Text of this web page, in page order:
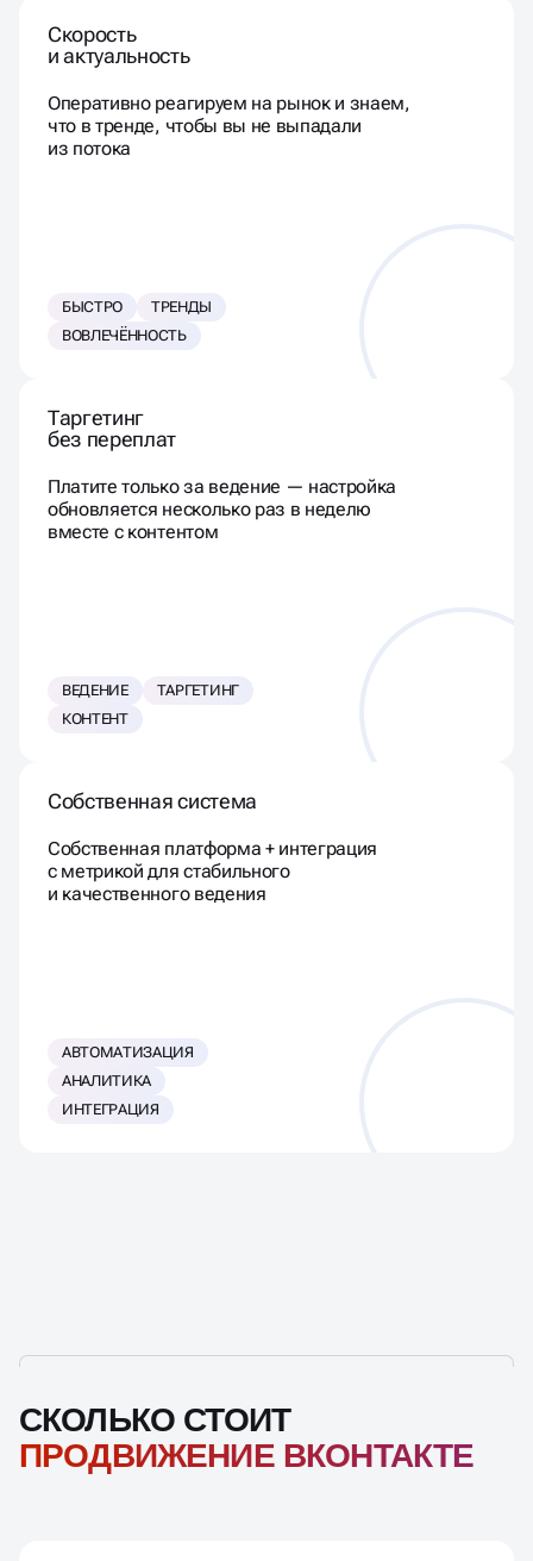
Скорость
и актуальность
Оперативно реагируем на рынок и знаем,
что в тренде, чтобы вы не выпадали
из потока
БЫСТРО
ТРЕНДЫ
ВОВЛЕЧЁННОСТЬ
Таргетинг
без переплат
Платите только за ведение — настройка
обновляется несколько раз в неделю
вместе с контентом
ВЕДЕНИЕ
ТАРГЕТИНГ
КОНТЕНТ
Собственная система
Собственная платформа + интеграция
с метрикой для стабильного
и качественного ведения
АВТОМАТИЗАЦИЯ
АНАЛИТИКА
ИНТЕГРАЦИЯ
СКОЛЬКО СТОИТ
ПРОДВИЖЕНИЕ ВКОНТАКТЕ